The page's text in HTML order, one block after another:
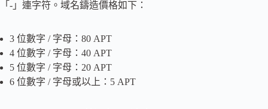
「-」連字符。域名鑄造價格如下：
3 位數字 / 字母：80 APT
4 位數字 / 字母：40 APT
5 位數字 / 字母：20 APT
6 位數字 / 字母或以上：5 APT